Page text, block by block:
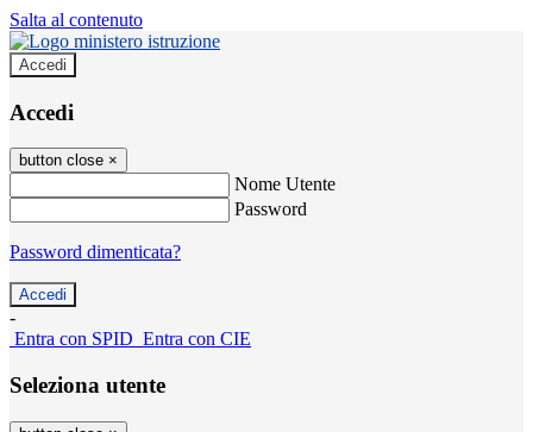
Salta al contenuto
Accedi
Accedi
button close ×
Nome Utente
Password
Password dimenticata?
-
Entra con SPID Entra con CIE
Seleziona utente